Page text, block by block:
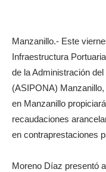
Manzanillo.- Este
Infraestructura
de la Administración
(ASIPONA)
en Manzanillo
recaudaciones
en contraprestaciones
Moreno Díaz presentó